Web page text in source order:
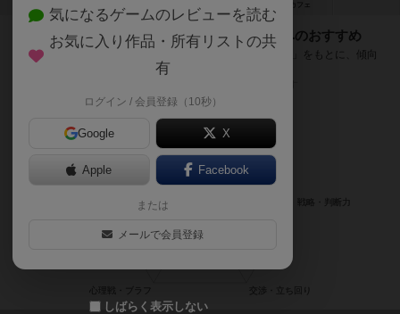
カフェ
『正気の沙汰じゃない犯行予告』が好きな方へのおすすめ
このゲームのトップページで投票された「プレイ感の評価」をもとに、傾向
が近いボードゲームをランキング形式で紹介します。
気になるゲームのレビューを読む
お気に入り作品・所有リストの共
有
ログイン / 会員登録（10秒）
Google X
Apple Facebook
または
メールで会員登録
しばらく表示しない